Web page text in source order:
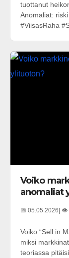
tuottanut
Anomaliat:
#ViisasRaha
Voiko
anomaliat
📅 05.05.2026| 👁️
Voiko “Sell in
miksi
teoriassa